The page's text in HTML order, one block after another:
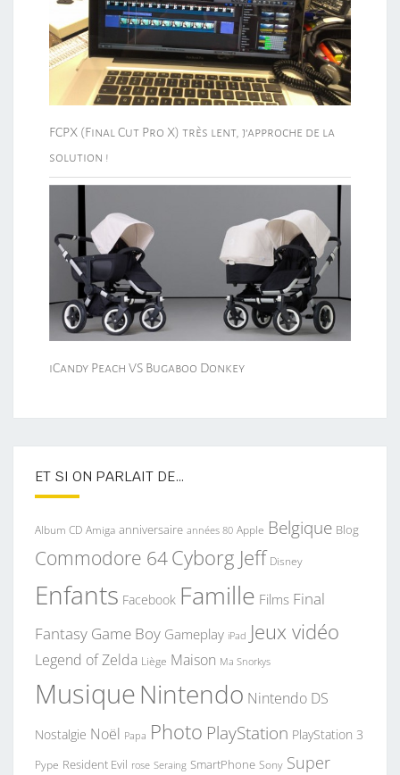
FCPX (Final Cut Pro X) très lent, j’approche de la
solution !
iCandy Peach VS Bugaboo Donkey
ET SI ON PARLAIT DE…
Album CD Amiga anniversaire années 80 Apple Belgique Blog
Commodore 64Cyborg Jeff Disney
Enfants Facebook Famille Films Final
Fantasy Game Boy Gameplay iPad Jeux vidéo
Legend of Zelda Liège Maison Ma Snorkys
MusiqueNintendo Nintendo DS
Nostalgie Noël Papa Photo PlayStation PlayStation 3
Pype Resident Evil rose Seraing SmartPhone Sony Super